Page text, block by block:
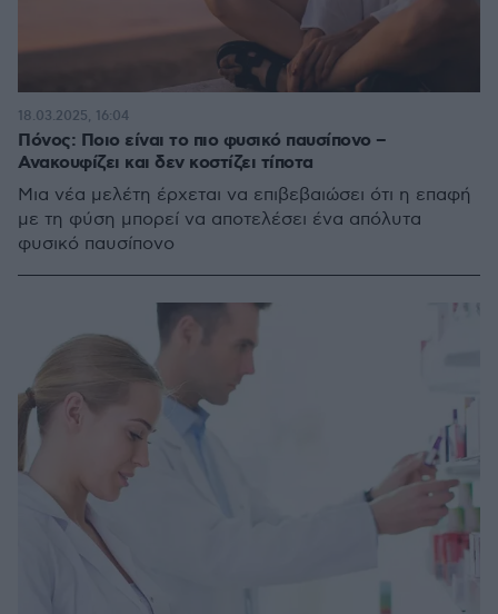
Πόνος: Ποιο είναι το πιο φυσικό παυσίπονο –
Ανακουφίζει και δεν κοστίζει τίποτα
Μια νέα μελέτη έρχεται να επιβεβαιώσει ότι η επαφή
με τη φύση μπορεί να αποτελέσει ένα απόλυτα
φυσικό παυσίπονο
18.03.2025, 16:04